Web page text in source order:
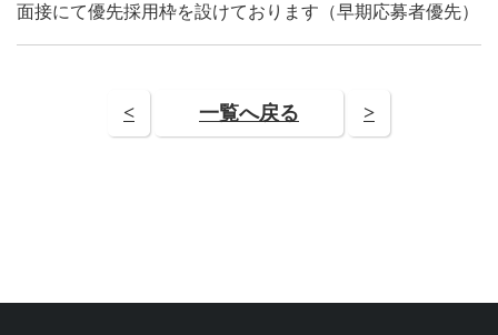
面接にて優先採用枠を設けております（早期応募者優先）
< 一覧へ戻る >